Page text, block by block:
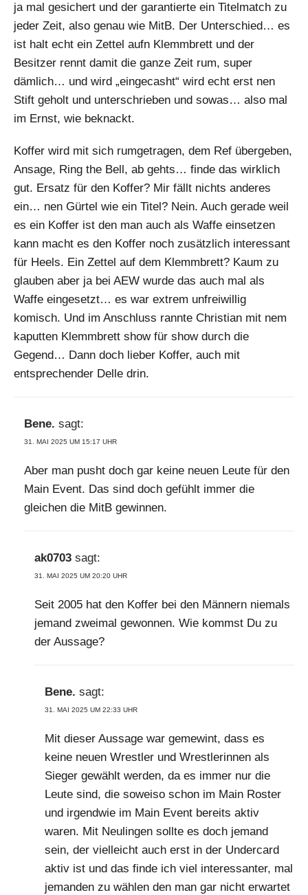
ja mal gesichert und der garantierte ein Titelmatch zu
jeder Zeit, also genau wie MitB. Der Unterschied… es
ist halt echt ein Zettel aufn Klemmbrett und der
Besitzer rennt damit die ganze Zeit rum, super
dämlich… und wird „eingecasht“ wird echt erst nen
Stift geholt und unterschrieben und sowas… also mal
im Ernst, wie beknackt.
Koffer wird mit sich rumgetragen, dem Ref übergeben,
Ansage, Ring the Bell, ab gehts… finde das wirklich
gut. Ersatz für den Koffer? Mir fällt nichts anderes
ein… nen Gürtel wie ein Titel? Nein. Auch gerade weil
es ein Koffer ist den man auch als Waffe einsetzen
kann macht es den Koffer noch zusätzlich interessant
für Heels. Ein Zettel auf dem Klemmbrett? Kaum zu
glauben aber ja bei AEW wurde das auch mal als
Waffe eingesetzt… es war extrem unfreiwillig
komisch. Und im Anschluss rannte Christian mit nem
kaputten Klemmbrett show für show durch die
Gegend… Dann doch lieber Koffer, auch mit
entsprechender Delle drin.
Bene. sagt:
31. MAI 2025 UM 15:17 UHR
Aber man pusht doch gar keine neuen Leute für den
Main Event. Das sind doch gefühlt immer die
gleichen die MitB gewinnen.
ak0703 sagt:
31. MAI 2025 UM 20:20 UHR
Seit 2005 hat den Koffer bei den Männern niemals
jemand zweimal gewonnen. Wie kommst Du zu
der Aussage?
Bene. sagt:
31. MAI 2025 UM 22:33 UHR
Mit dieser Aussage war gemewint, dass es
keine neuen Wrestler und Wrestlerinnen als
Sieger gewählt werden, da es immer nur die
Leute sind, die soweiso schon im Main Roster
und irgendwie im Main Event bereits aktiv
waren. Mit Neulingen sollte es doch jemand
sein, der vielleicht auch erst in der Undercard
aktiv ist und das finde ich viel interessanter, mal
jemanden zu wählen den man gar nicht erwartet